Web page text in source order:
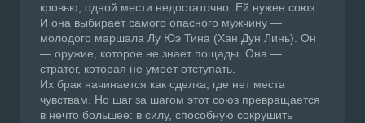
кровью, одной мести недостаточно. Ей нужен союз.
И она выбирает самого опасного мужчину —
молодого маршала Лу Юэ Тина (Хан Дун Линь). Он
— оружие, которое не знает пощады. Она —
стратег, которая не умеет отступать.
Их брак начинается как сделка, где нет места
чувствам. Но шаг за шагом этот союз превращается
в нечто большее: в силу, способную сокрушить